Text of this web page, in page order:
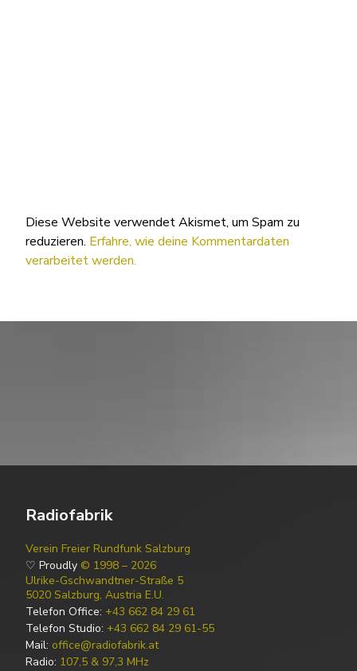
Diese Website verwendet Akismet, um Spam zu
reduzieren. Erfahre, wie deine Kommentardaten
verarbeitet werden.
Radiofabrik
Verein Freier Rundfunk Salzburg
♡ Proudly © 1998 – 2026
Ulrike-Gschwandtner-Straße 5
5020 Salzburg, Austria E.U.
Telefon Office: +43 662 84 29 61
Telefon Studio: +43 662 84 29 61-55
Mail: office@radiofabrik.at
Radio: 107,5 & 97,3 MHz